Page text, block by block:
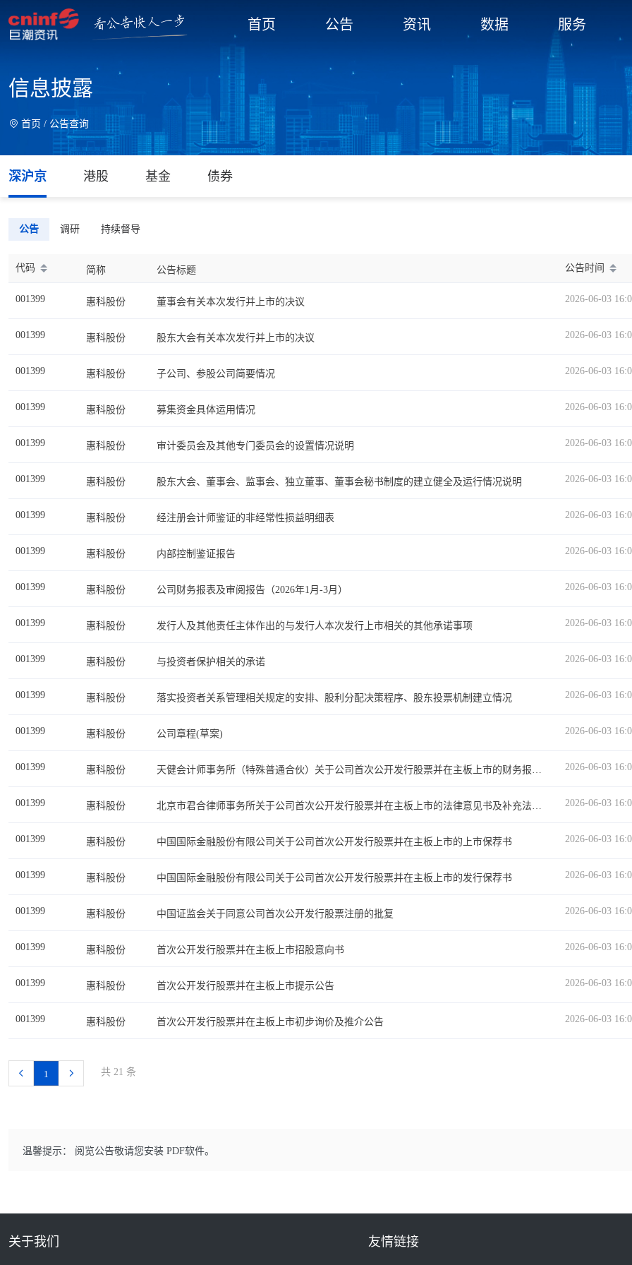
首页 公告 资讯 数据 服务
信息披露
首页 / 公告查询
深沪京 港股 基金 债券
公告 调研 持续督导
代码 简称 公告标题 公告时间
001399 惠科股份 董事会有关本次发行并上市的决议 2026-06-03
001399 惠科股份 股东大会有关本次发行并上市的决议 2026-06-03
001399 惠科股份 子公司、参股公司简要情况 2026-06-03
001399 惠科股份 募集资金具体运用情况 2026-06-03
001399 惠科股份 审计委员会及其他专门委员会的设置情况说明 2026-06-03
001399 惠科股份 股东大会、董事会、监事会、独立董事、董事会秘书制度的建立健全及运行情况说明 2026-06-03
001399 惠科股份 经注册会计师鉴证的非经常性损益明细表 2026-06-03
001399 惠科股份 内部控制鉴证报告 2026-06-03
001399 惠科股份 公司财务报表及审阅报告（2026年1月-3月） 2026-06-03
001399 惠科股份 发行人及其他责任主体作出的与发行人本次发行上市相关的其他承诺事项 2026-06-03
001399 惠科股份 与投资者保护相关的承诺 2026-06-03
001399 惠科股份 落实投资者关系管理相关规定的安排、股利分配决策程序、股东投票机制建立情况 2026-06-03
001399 惠科股份 公司章程(草案) 2026-06-03
001399 惠科股份 天健会计师事务所（特殊普通合伙）关于公司首次公开发行股票并在主板上市的财务报表及审计报告 2026-06-03
001399 惠科股份 北京市君合律师事务所关于公司首次公开发行股票并在主板上市的法律意见书及补充法律意见书 2026-06-03
001399 惠科股份 中国国际金融股份有限公司关于公司首次公开发行股票并在主板上市的上市保荐书 2026-06-03
001399 惠科股份 中国国际金融股份有限公司关于公司首次公开发行股票并在主板上市的发行保荐书 2026-06-03
001399 惠科股份 中国证监会关于同意公司首次公开发行股票注册的批复 2026-06-03
001399 惠科股份 首次公开发行股票并在主板上市招股意向书 2026-06-03
001399 惠科股份 首次公开发行股票并在主板上市提示公告 2026-06-03
001399 惠科股份 首次公开发行股票并在主板上市初步询价及推介公告 2026-06-03
1 共 21 条
温馨提示： 阅览公告敬请您安装 PDF软件。
关于我们 友情链接